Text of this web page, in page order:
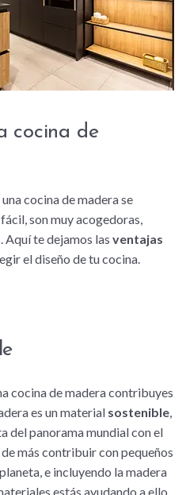
cocina de
cocina de madera se
son muy acogedoras,
Aquí te dejamos las ventajas
el diseño de tu cocina.
cocina de madera contribuyes
es un material sostenible
del panorama mundial con el
más contribuir con pequeños
e incluyendo la madera
estás ayudando a ello.